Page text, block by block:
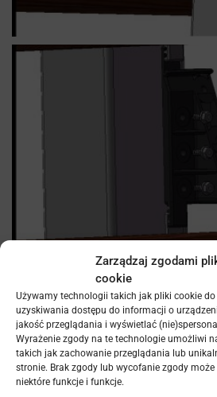
Zarządzaj zgodami
cookie
Używamy technologii takich jak pliki cookie
uzyskiwania dostępu do informacji o
jakość przeglądania i wyświetlać
Wyrażenie zgody na te technologie umożliwi
takich jak zachowanie przeglądania lub
stronie. Brak zgody lub wycofanie zgody może
niektóre funkcje i funkcje.